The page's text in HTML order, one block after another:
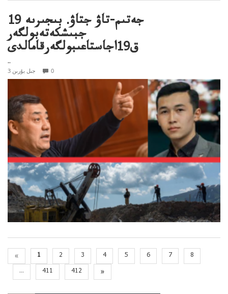
جەتىم-تاۋ جتاۋ. بىجىرىە 19
جبىشكەتەبولگەر
ق19اجاستاعىبولگەرقامالدى
..
3 جىل بۇرىن 0
« 1 2 3 4 5 6 7
8
...
411 412 »